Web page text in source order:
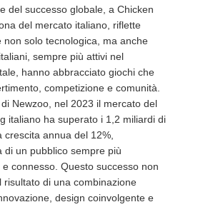
del successo globale, a Chicken
del mercato italiano, riflette
non solo tecnologica, ma anche
sempre più attivi nel
hanno abbracciato giochi che
competizione e comunità.
Newzoo, nel 2023 il mercato del
italiano ha superato i 1,2 miliardi di
crescita annua del 12%,
di un pubblico sempre più
connesso. Questo successo non
risultato di una combinazione
design coinvolgente e